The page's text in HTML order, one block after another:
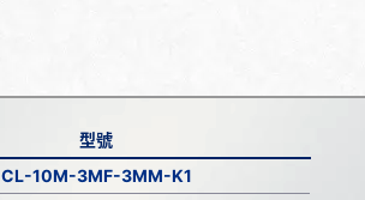
型號
CL-10M-3MF-3MM-K1